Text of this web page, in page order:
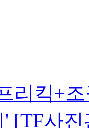
리킥+
' [TF사